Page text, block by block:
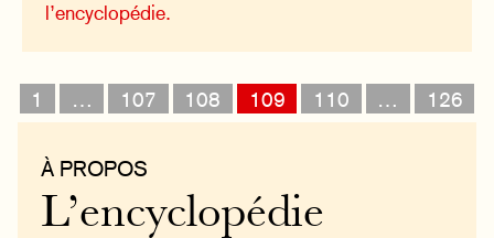
l’encyclopédie.
1 … 107 108 109 110 … 126
À PROPOS
L’encyclopédie